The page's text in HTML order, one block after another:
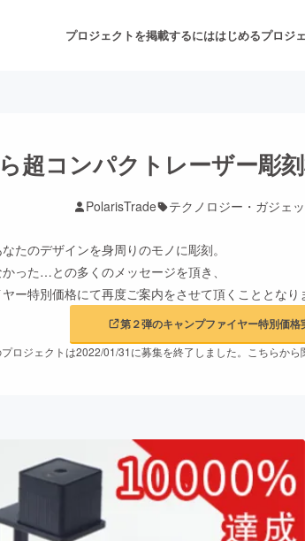
プロジェクトを掲載するにははじめるプロジ
注目のリターン 注目の新着プロジェクト 募集終了
舞
ゲーム・サービス開発
書籍・雑誌出版 ア
チャレンジ ビ
CAMPFIRE for Social GoodCAMPFIRE
CAMPFIREふるさと納税 machi-ya コミ
超コンパクトレーザー彫
PolarisTrade テクノロジー・ガジェ
たのデザインを身周りのモノに彫刻。
った…との多くのメッセージを頂き、
ー特別価格にて再度ご案内をさせて頂くこととなり
第２弾のキャンプファイヤー特別価格
プロジェクトは2022/01/31に募集を終了しました。こちらから